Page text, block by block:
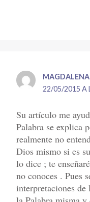
22/05/2015 A
Su artículo me
Palabra se explica
realmente no
Dios mismo si es
lo dice ; te
no conoces . Pues
interpretaciones de